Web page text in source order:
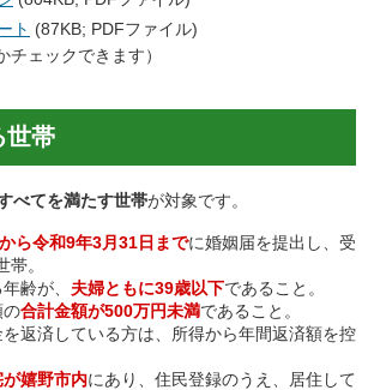
ト (87KB; PDFファイル)
チェックできます）
世帯
べてを満たす世帯が対象です。
ら令和9年3月31日までに婚姻届を提出し、受
。
齢が、 夫婦ともに39歳以下であること。
の合計金額が500万円未満であること。
済している方は、所得から年間返済額を控
嬉野市内にあり、住民登録のうえ、居住して